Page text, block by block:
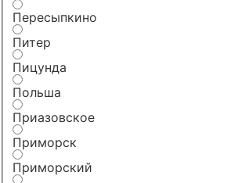
Пересыпкино
Питер
Пицунда
Польша
Приазовское
Приморск
Приморский